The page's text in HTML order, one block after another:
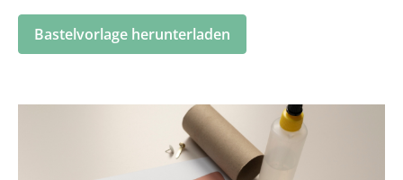
Bastelvorlage herunterladen